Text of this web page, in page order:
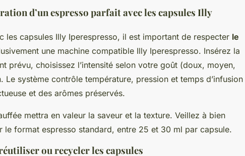
d’un espresso parfait avec les capsules Illy
les capsules Illy Iperespresso, il est important de respecter le
une machine compatible Illy Iperespresso. Insérez la
prévu, choisissez l’intensité selon votre goût (doux, moyen,
Le système contrôle température, pression et temps d’infusion
et des arômes préservés.
mettra en valeur la saveur et la texture. Veillez à bien
le format espresso standard, entre 25 et 30 ml par capsule.
ou recycler les capsules